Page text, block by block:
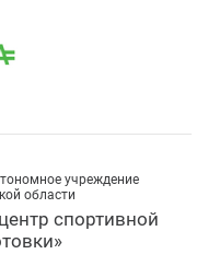
учреждение
области
спортивной